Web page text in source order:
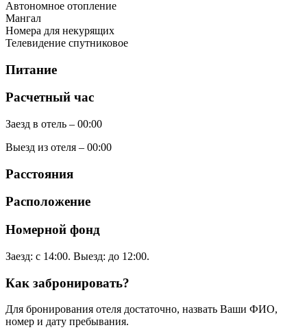
Автономное отопление
Мангал
Номера для некурящих
Телевидение спутниковое
Питание
Расчетный час
Заезд в отель – 00:00
Выезд из отеля – 00:00
Расстояния
Расположение
Номерной фонд
Заезд: с 14:00. Выезд: до 12:00.
Как забронировать?
Для бронирования отеля достаточно, назвать Ваши ФИО,
номер и дату пребывания.